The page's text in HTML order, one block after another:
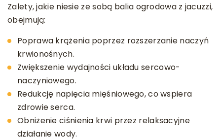
Zalety, jakie niesie ze sobą balia ogrodowa z jacuzzi,
obejmują:
Poprawa krążenia poprzez rozszerzanie naczyń
krwionośnych.
Zwiększenie wydajności układu sercowo-
naczyniowego.
Redukcję napięcia mięśniowego, co wspiera
zdrowie serca.
Obniżenie ciśnienia krwi przez relaksacyjne
działanie wody.